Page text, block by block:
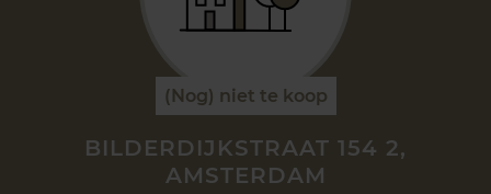
(Nog) niet te koop
BILDERDIJKSTRAAT 154 2,
AMSTERDAM